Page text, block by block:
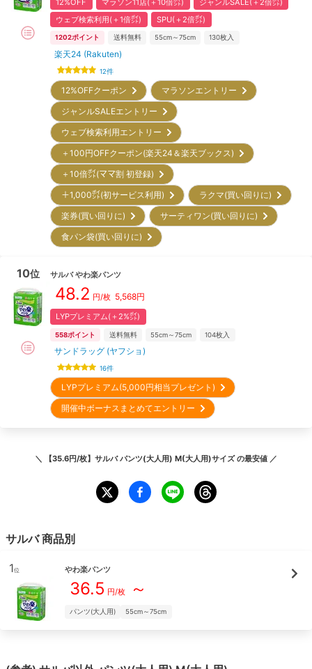
ウェブ検索利用(＋1倍㌽)
SPU(＋2倍㌽)
1202ポイント 送料無料 55cm～75cm 130枚入
楽天24 (Rakuten)
12件
12%OFFクーポン
マラソンエントリー
ジャンルSALEエントリー
ウェブ検索利用エントリー
＋100円OFFクーポン(楽天24＆楽天ブックス)
＋10倍㌽(ママ割 初登録)
＋1,000㌽(初サービス利用)
ラクマ(買い回りに)
楽券(買い回りに)
サーティワン(買い回りに)
食パン袋(買い回りに)
10位 サルバ やわ楽パンツ
48.2 円/枚 5,568円
LYPプレミアム(＋2%㌽)
558ポイント 送料無料 55cm～75cm 104枚入
サンドラッグ (ヤフショ)
16件
LYPプレミアム(5,000円相当プレゼント)
開催中ボーナスまとめてエントリー
＼ 【35.6円/枚】サルバ パンツ(大人用) M(大人用)サイズの最安値 ／
サルバ商品別
1位 やわ楽パンツ
36.5 円/枚～
パンツ(大人用) 55cm～75cm